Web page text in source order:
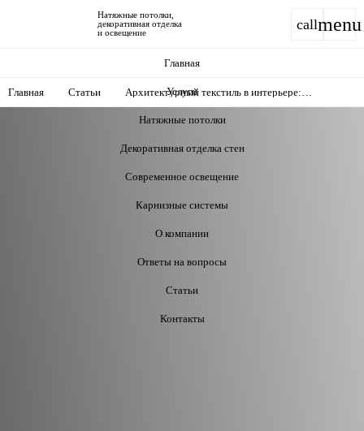
Натяжные потолки,
декоративная отделка
и освещение
callmenu
Главная
Услуги
Натяжные потолки
Декоративная отделка стен
Современное освещение
Карнизные системы
О компании
Ответы на вопросы
Статьи
Контакты
Главная Статьи
Архитектурный текстиль в интерьере: